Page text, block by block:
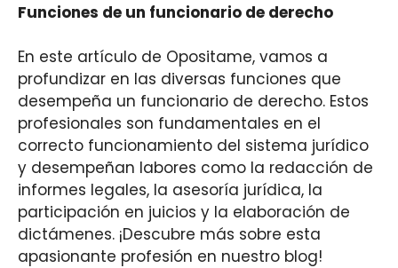
Funciones de un funcionario de derecho
En este artículo de Opositame, vamos a
profundizar en las diversas funciones que
desempeña un funcionario de derecho. Estos
profesionales son fundamentales en el
correcto funcionamiento del sistema jurídico
y desempeñan labores como la redacción de
informes legales, la asesoría jurídica, la
participación en juicios y la elaboración de
dictámenes. ¡Descubre más sobre esta
apasionante profesión en nuestro blog!